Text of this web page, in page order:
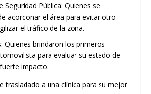
Seguridad Pública: Quienes se
acordonar el área para evitar otro
el tráfico de la zona.
Quienes brindaron los primeros
para evaluar su estado de
impacto.
trasladado a una clínica para su mejor